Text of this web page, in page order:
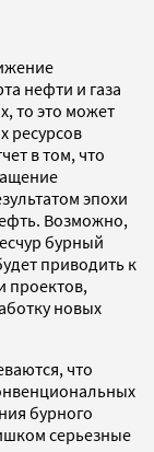
нефти и газа
то это может
ресурсов
в том, что
эпохи
Возможно,
бурный
приводить к
проектов,
новых
что
бурного
серьезные